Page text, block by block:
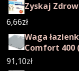
Zyskaj
6,66zł
Waga
Comfort 400
91,10zł